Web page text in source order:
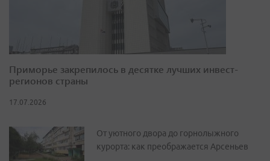
Приморье закрепилось в десятке лучших инвест-
регионов страны
17.07.2026
От уютного двора до горнолыжного
курорта: как преображается Арсеньев